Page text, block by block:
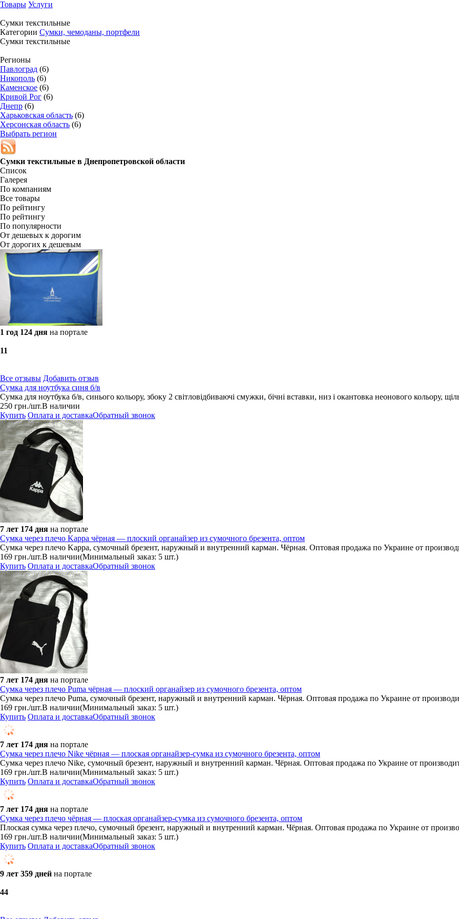
Товары Услуги
Сумки текстильные
Категории Сумки, чемоданы, портфели
Сумки текстильные
Регионы
Павлоград (6)
Никополь (6)
Каменское (6)
Кривой Рог (6)
Днепр (6)
Харьковская область (6)
Херсонская область (6)
Выбрать регион
Сумки текстильные в Днепропетровской области
Список
Галерея
По компаниям
Все товары
По рейтингу
По рейтингу
По популярности
От дешевых к дорогим
От дорогих к дешевым
1 год 124 дня на портале
11
Все отзывы Добавить отзыв
Сумка для ноутбука синя б/в
Сумка для ноутбука б/в, синього кольору, збоку 2 світловідбиваючі смужки, бічні вставки, низ і окантовка неонового кольору,
250 грн./шт.В наличии
Купить Оплата и доставкаОбратный звонок
7 лет 174 дня на портале
Сумка через плечо Kappa чёрная — плоский органайзер из сумочного брезента, оптом
Сумка через плечо Kappa, сумочный брезент, наружный и внутренний карман. Чёрная. Оптовая продажа по Украине от
169 грн./шт.В наличии(Минимальный заказ: 5 шт.)
Купить Оплата и доставкаОбратный звонок
7 лет 174 дня на портале
Сумка через плечо Puma чёрная — плоский органайзер из сумочного брезента, оптом
Сумка через плечо Puma, сумочный брезент, наружный и внутренний карман. Чёрная. Оптовая продажа по Украине от
169 грн./шт.В наличии(Минимальный заказ: 5 шт.)
Купить Оплата и доставкаОбратный звонок
7 лет 174 дня на портале
Сумка через плечо Nike чёрная — плоская органайзер-сумка из сумочного брезента, оптом
Сумка через плечо Nike, сумочный брезент, наружный и внутренний карман. Чёрная. Оптовая продажа по Украине от
169 грн./шт.В наличии(Минимальный заказ: 5 шт.)
Купить Оплата и доставкаОбратный звонок
7 лет 174 дня на портале
Сумка через плечо чёрная — плоская органайзер-сумка из сумочного брезента, оптом
Плоская сумка через плечо, сумочный брезент, наружный и внутренний карман. Чёрная. Оптовая продажа по Украине от
169 грн./шт.В наличии(Минимальный заказ: 5 шт.)
Купить Оплата и доставкаОбратный звонок
9 лет 359 дней на портале
44